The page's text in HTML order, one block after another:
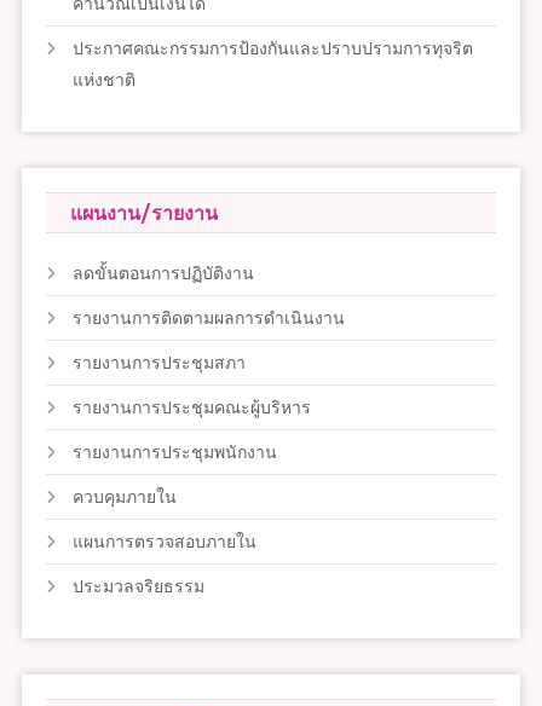
ประกาศคณะกรรมการป้องกันและปราบปรามการทุจริต
แห่งชาติ
แผนงาน/รายงาน
ลดขั้นตอนการปฏิบัติงาน
รายงานการติดตามผลการดำเนินงาน
รายงานการประชุมสภา
รายงานการประชุมคณะผู้บริหาร
รายงานการประชุมพนักงาน
ควบคุมภายใน
แผนการตรวจสอบภายใน
ประมวลจริยธรรม